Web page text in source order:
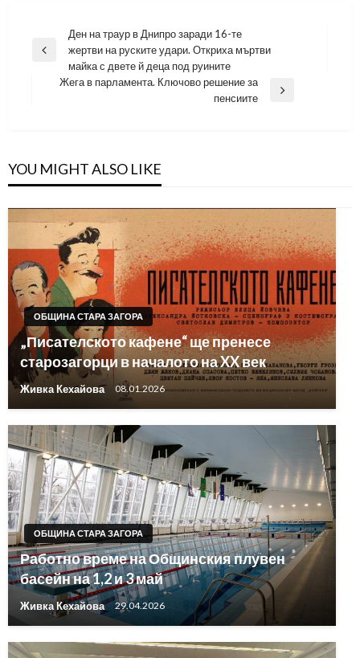
Навигация
Previous
Ден на траур в Днипро заради 16-те
жертви на руските удари. Откриха мъртви
майка с двете й деца под руините
Жега в парламента. Ключово решение за
пенсиите
YOU MIGHT ALSO LIKE
ОБЩИНА СТАРА ЗАГОРА
„Писателското кафене“ ще пренесе
старозагорци в началото на XX век
Живка Кехайова 08.01.2026
ОБЩИНА СТАРА ЗАГОРА
Работно време на Общинския плувен
басейн на 1,2 и 3 май
Живка Кехайова 29.04.2026